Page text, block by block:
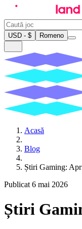
USD - $ Romeno
Acasă
Blog
Știri Gaming:
Publicat 6 mai 2026
Știri